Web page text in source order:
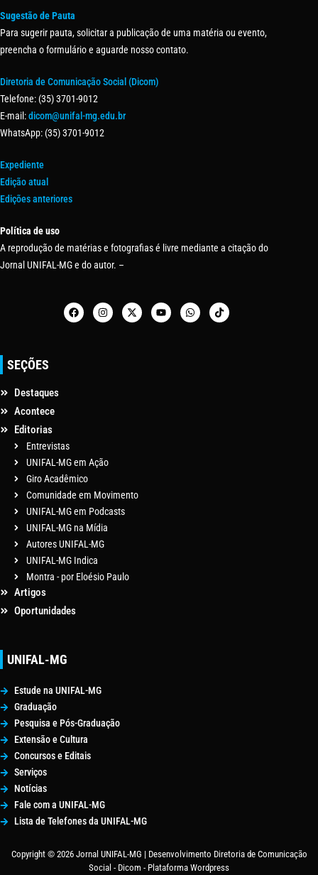
Sugestão de Pauta
Para sugerir pauta, solicitar a publicação de uma matéria ou evento,
preencha o formulário e aguarde nosso contato.
Diretoria de Comunicação Social (Dicom)
Telefone: (35) 3701-9012
E-mail:dicom@unifal-mg.edu.br
WhatsApp: (35) 3701-9012
Expediente
Edição atual
Edições anteriores
Política de uso
A reprodução de matérias e fotografias é livre mediante a citação do
Jornal UNIFAL-MG e do autor. –
SEÇÕES
Destaques
Acontece
Editorias
Entrevistas
UNIFAL-MG em Ação
Giro Acadêmico
Comunidade em Movimento
UNIFAL-MG em Podcasts
UNIFAL-MG na Mídia
Autores UNIFAL-MG
UNIFAL-MG Indica
Montra - por Eloésio Paulo
Artigos
Oportunidades
UNIFAL-MG
Estude na UNIFAL-MG
Graduação
Pesquisa e Pós-Graduação
Extensão e Cultura
Concursos e Editais
Serviços
Notícias
Fale com a UNIFAL-MG
Lista de Telefones da UNIFAL-MG
Copyright © 2026 Jornal UNIFAL-MG | Desenvolvimento Diretoria de Comunicação
Social - Dicom - Plataforma Wordpress